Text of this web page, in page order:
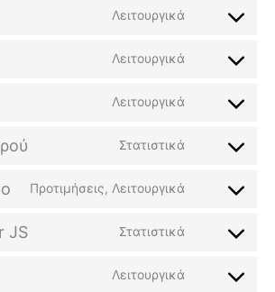
Λειτουργικά
Λειτουργικά
Λειτουργικά
Στατιστικά
Προτιμήσεις, Λειτουργικά
JS Στατιστικά
Λειτουργικά